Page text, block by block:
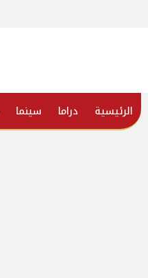
الرئيسية دراما سينما